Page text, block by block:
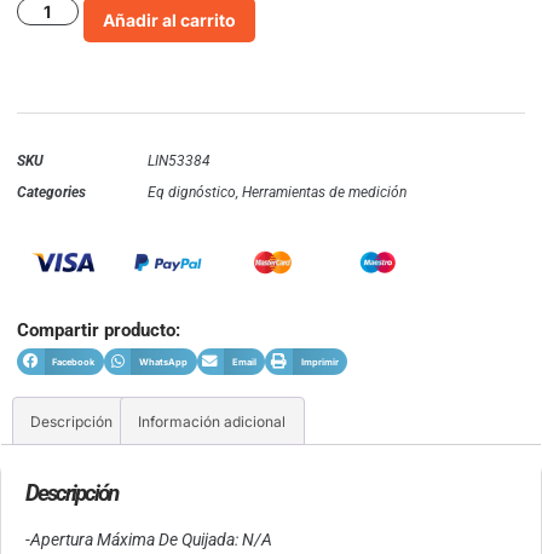
Añadir al carrito
SKU
LIN53384
Categories
Eq dignóstico Herramientas de medición
Compartir producto:
Facebook WhatsApp Email Imprimir
Descripción Información adicional
Descripción
-Apertura Máxima De Quijada: N/A